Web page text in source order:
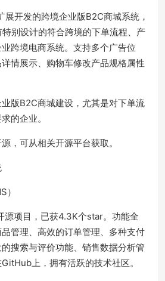
开发的跨境企业版B2C商城系统，
别设计的符合跨境的下单流程、产
跨境电商系统。支持多个广告位
情展示、购物车修改产品规格属性
版B2C商城建设，尤其是对下单流
的企业。
，可从相关开源平台获取。
）
源项目，已获4.3K个star。功能全
管理、高效的订单管理、多种支付
搜索与评价功能、销售数据分析管
上，拥有活跃的技术社区。